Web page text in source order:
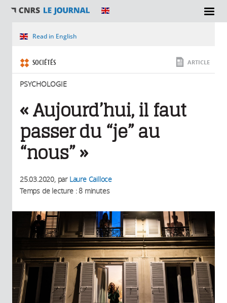
SECTIONS
Vous êtes ici
Read in English
SOCIÉTÉS
PSYCHOLOGIE
ARTICLE
« Aujourd’hui, il faut
passer du “je” au
“nous” »
25.03.2020, par Laure Cailloce
Temps de lecture : 8 minutes